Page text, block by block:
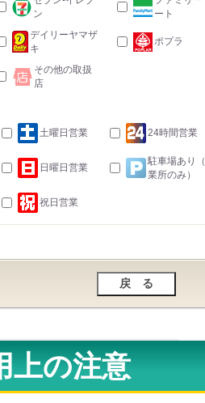
ン
ート
デイリーヤマザ
キ
ポプラ
その他の取扱
店
土曜日営業 24時間営業
日曜日営業
駐車場あり
業所のみ）
祝日営業
上の注意